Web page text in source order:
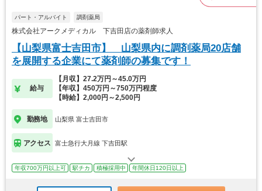
パート・アルバイト 調剤薬局
株式会社アークメディカル 下吉田店の薬剤師求人
【山梨県富士吉田市】 山梨県内に調剤薬局20店舗
を展開する企業にて薬剤師の募集です！
給与
【月収】27.2万円～45.0万円
【年収】450万円～750万円程度
【時給】2,000円～2,500円
勤務地 山梨県 富士吉田市
アクセス 富士急行大月線 下吉田駅
年収700万円以上可 駅チカ 積極採用中 年間休日120日以上